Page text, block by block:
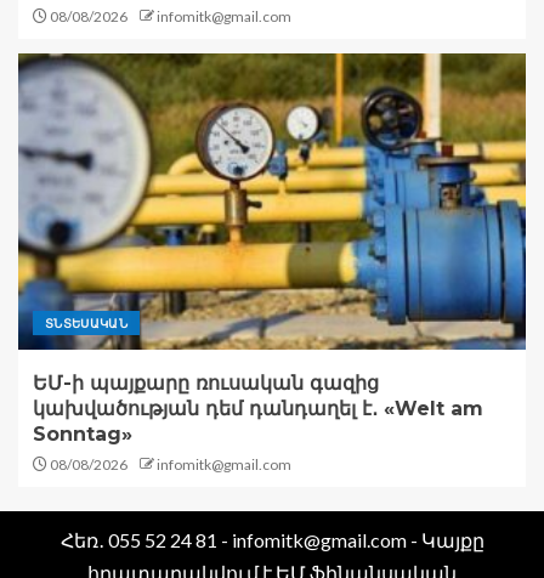
08/08/2026 infomitk@gmail.com
ՏՆՏԵՍԱԿԱՆ
ԵՄ-ի պայքարը ռուսական գազից
կախվածության դեմ դանդաղել է․ «Welt am
Sonntag»
08/08/2026 infomitk@gmail.com
Հեռ․ 055 52 24 81 - infomitk@gmail.com - Կայքը
հրատարակվում է ԵՄ ֆինանսական